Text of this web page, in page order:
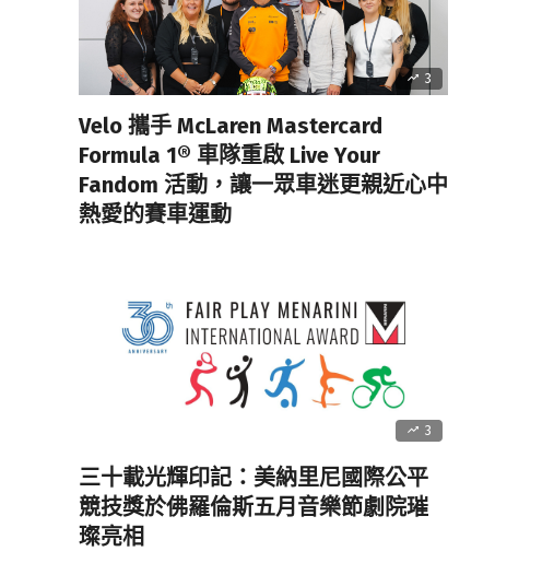
3
Velo 攜手 McLaren Mastercard
Formula 1® 車隊重啟 Live Your
Fandom 活動，讓一眾車迷更親近心中
熱愛的賽車運動
3
三十載光輝印記：美納里尼國際公平
競技獎於佛羅倫斯五月音樂節劇院璀
璨亮相